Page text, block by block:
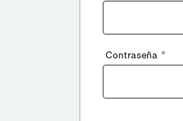
Contraseña *